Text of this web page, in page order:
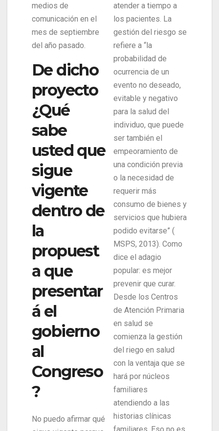
medios de
comunicación en el
mes de septiembre
del año pasado.
De dicho
proyecto
¿Qué
sabe
usted que
sigue
vigente
dentro de
la
propuest
a que
presentar
á el
gobierno
al
Congreso
?
No puedo afirmar qué
atender a tiempo a
los pacientes. La
gestión del riesgo se
refiere a “la
probabilidad de
ocurrencia de un
evento no deseado,
evitable y negativo
para la salud del
individuo, que puede
ser también el
empeoramiento de
una condición previa
o la necesidad de
requerir más
consumo de bienes y
servicios que hubiera
podido evitarse” (
MSPS, 2013). Como
dice el adagio
popular: es mejor
prevenir que curar.
Desde los Centros
de Atención Primaria
en salud se
comienza la gestión
del riego en salud
con la ventaja que se
hará por núcleos
familiares
atendiendo a las
historias clínicas